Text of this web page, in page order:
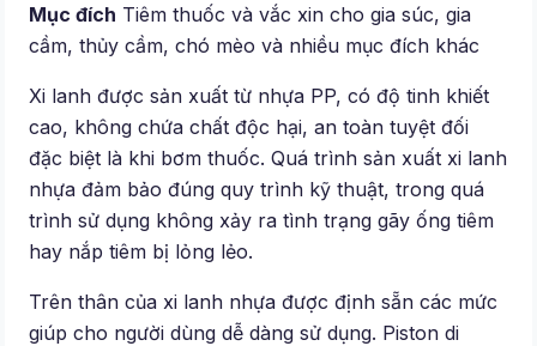
Mục đích Tiêm thuốc và vắc xin cho gia súc, gia
cầm, thủy cầm, chó mèo và nhiều mục đích khác
Xi lanh được sản xuất từ nhựa PP, có độ tinh khiết
cao, không chứa chất độc hại, an toàn tuyệt đối
đặc biệt là khi bơm thuốc. Quá trình sản xuất xi lanh
nhựa đảm bảo đúng quy trình kỹ thuật, trong quá
trình sử dụng không xảy ra tình trạng gãy ống tiêm
hay nắp tiêm bị lỏng lẻo.
Trên thân của xi lanh nhựa được định sẵn các mức
giúp cho người dùng dễ dàng sử dụng. Piston di